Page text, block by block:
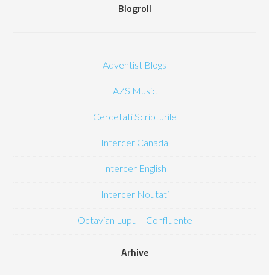
Blogroll
Adventist Blogs
AZS Music
Cercetati Scripturile
Intercer Canada
Intercer English
Intercer Noutati
Octavian Lupu – Confluente
Arhive